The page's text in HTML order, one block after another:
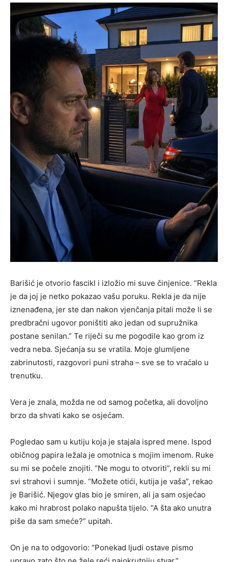
Barišić je otvorio fascikl i izložio mi suve činjenice. “Rekla
je da joj je netko pokazao vašu poruku. Rekla je da nije
iznenađena, jer ste dan nakon vjenčanja pitali može li se
predbračni ugovor poništiti ako jedan od supružnika
postane senilan.” Te riječi su me pogodile kao grom iz
vedra neba. Sjećanja su se vratila. Moje glumljene
zabrinutosti, razgovori puni straha – sve se to vraćalo u
trenutku.
Vera je znala, možda ne od samog početka, ali dovoljno
brzo da shvati kako se osjećam.
Pogledao sam u kutiju koja je stajala ispred mene. Ispod
običnog papira ležala je omotnica s mojim imenom. Ruke
su mi se počele znojiti. “Ne mogu to otvoriti”, rekli su mi
svi strahovi i sumnje. “Možete otići, kutija je vaša”, rekao
je Barišić. Njegov glas bio je smiren, ali ja sam osjećao
kako mi hrabrost polako napušta tijelo. “A šta ako unutra
piše da sam smeće?” upitah.
On je na to odgovorio: “Ponekad ljudi ostave pismo